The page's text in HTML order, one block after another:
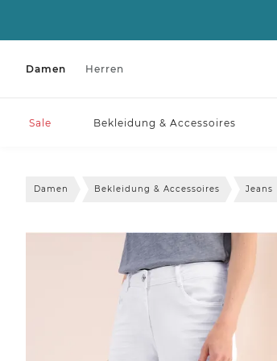
Damen Herren
Sale Bekleidung & Accessoires
Damen Bekleidung & Accessoires Jeans